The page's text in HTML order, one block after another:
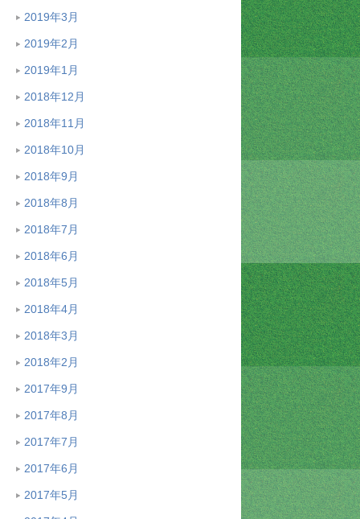
2019年3月
2019年2月
2019年1月
2018年12月
2018年11月
2018年10月
2018年9月
2018年8月
2018年7月
2018年6月
2018年5月
2018年4月
2018年3月
2018年2月
2017年9月
2017年8月
2017年7月
2017年6月
2017年5月